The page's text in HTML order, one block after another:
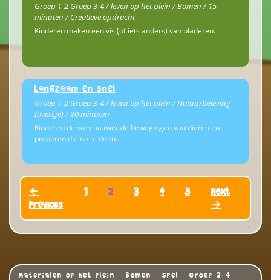
Groep 1-2 Groep 3-4 / leven op het plein / Bomen / 15
minuten / Creatieve opdracht
Kinderen maken een vis (of iets anders) van bladeren.
Langzaam en snel
Groep 1-2 Groep 3-4 / leven op het plein / Natuurbeleving
(overige) / 30 minuten
Kinderen denken na over de bewegingen van dieren en
proberen die na te doen..
←
Previous
1 2 3 4 5
Next
→
Materialen op het plein Bomen Spel Groep 3-4